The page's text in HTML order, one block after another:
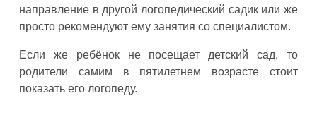
направление в другой логопедический садик или же
просто рекомендуют ему занятия со специалистом.
Если же ребёнок не посещает детский сад, то
родители самим в пятилетнем возрасте стоит
показать его логопеду.